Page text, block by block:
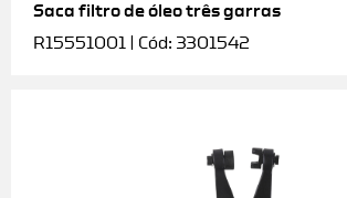
Saca filtro de óleo três garras
R15551001 | Cód: 3301542